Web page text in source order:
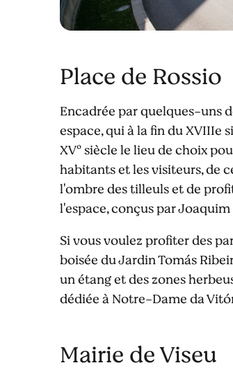
Place de Rossio
Encadrée par quelques-uns
espace, qui à la fin du XVIIIe
XVº siècle le lieu de choix
habitants et les visiteurs, de
l'ombre des tilleuls et de
l'espace, conçus par Joaquim
Si vous voulez profiter des
boisée du Jardin Tomás
un étang et des zones
dédiée à Notre-Dame da
Mairie de Viseu